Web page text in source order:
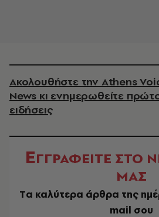
Ακολουθήστε την Athens
News κι ενημερωθείτε
ειδήσεις
ΕΓΓΡΑΦΕΙΤΕ ΣΤΟ
ΜΑΣ
Tα καλύτερα άρθρα της
mail σου